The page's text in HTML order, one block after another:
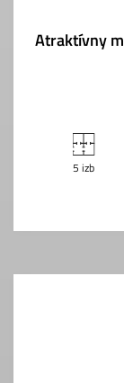
Atraktívny
5 izb